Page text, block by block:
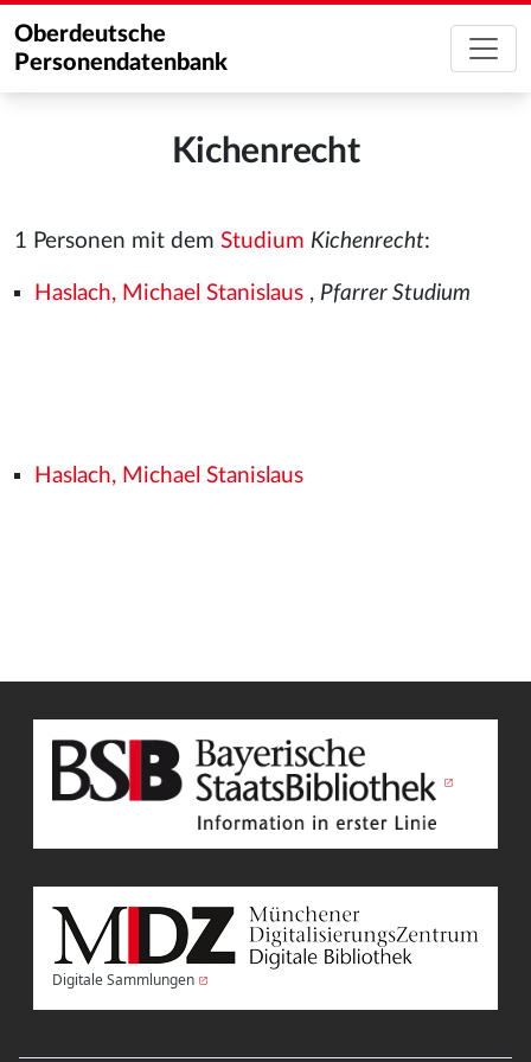
Oberdeutsche
Personendatenbank
Kichenrecht
1 Personen mit dem Studium Kichenrecht:
Haslach, Michael Stanislaus, Pfarrer Studium
Haslach, Michael Stanislaus
Digitale Sammlungen